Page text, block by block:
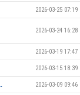
2026-03-25 07:19
2026-03-24 16:28
2026-03-19 17:47
2026-03-15 18:39
2026-03-09 09:46